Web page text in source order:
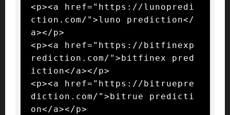
<p><a href="https://lunopredi
ction.com/">luno prediction</
a></p>
<p><a href="https://bitfinexp
rediction.com/">bitfinex pred
iction</a></p>
<p><a href="https://bitruepre
diction.com/">bitrue predicti
on</a></p>